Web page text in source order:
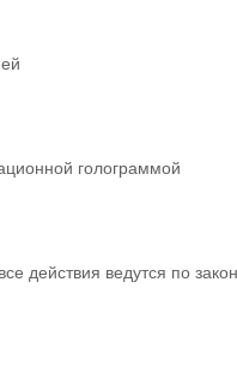
голограммой
действия ведутся по